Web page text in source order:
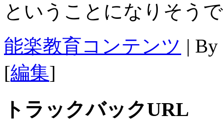
ということになりそう
能楽教育コンテンツ |
[編集]
トラックバックURL